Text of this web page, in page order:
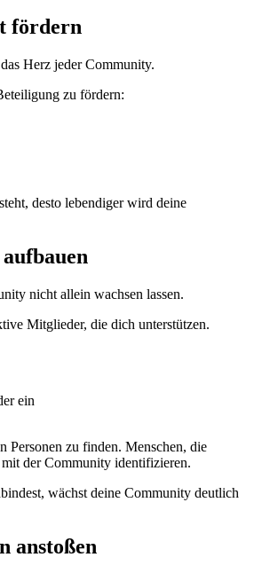
fördern
Herz jeder Community.
zu fördern:
desto lebendiger wird deine
nicht allein wachsen lassen.
Mitglieder, die dich unterstützen.
ein
Personen zu finden. Menschen, die
der Community identifizieren.
wächst deine Community deutlich
anstoßen